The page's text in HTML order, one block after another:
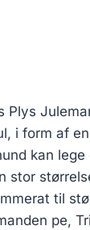
Plys
i form af
kan
stor
til
pe,